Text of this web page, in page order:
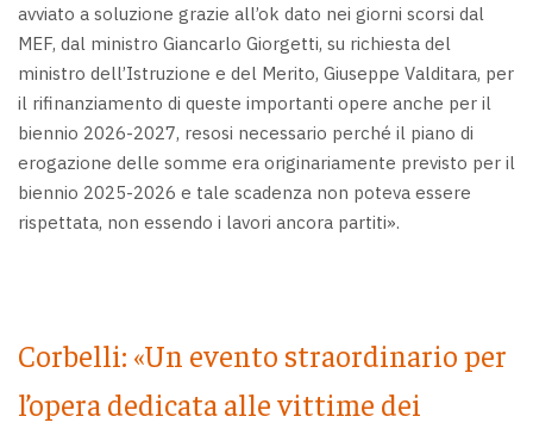
avviato a soluzione grazie all’ok dato nei giorni scorsi dal
MEF, dal ministro Giancarlo Giorgetti, su richiesta del
ministro dell’Istruzione e del Merito, Giuseppe Valditara, per
il rifinanziamento di queste importanti opere anche per il
biennio 2026-2027, resosi necessario perché il piano di
erogazione delle somme era originariamente previsto per il
biennio 2025-2026 e tale scadenza non poteva essere
rispettata, non essendo i lavori ancora partiti».
Corbelli: «Un evento straordinario per
l’opera dedicata alle vittime dei